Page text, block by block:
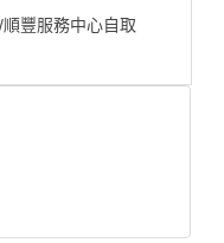
豐服務中心自取